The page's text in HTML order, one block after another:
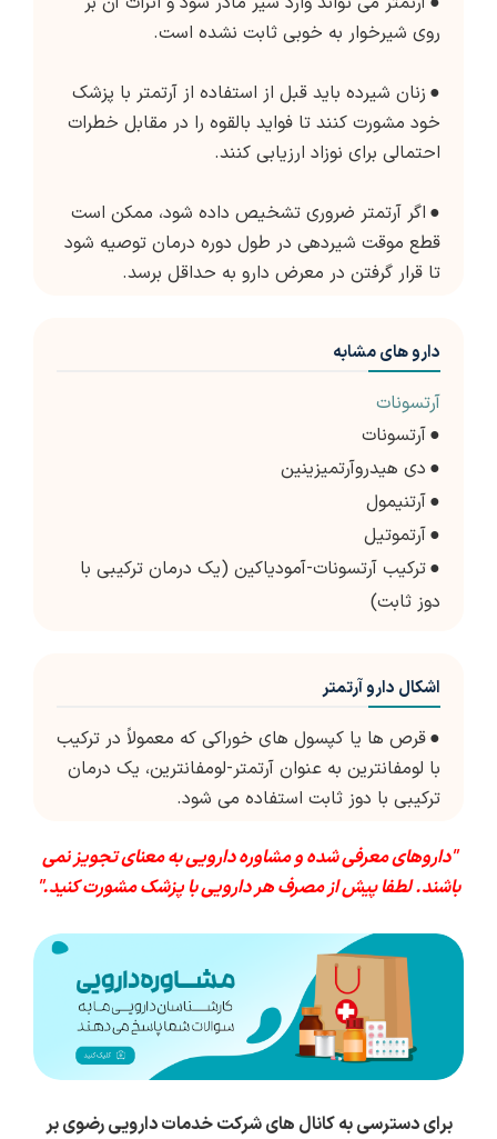
روی شیرخوار به خوبی ثابت نشده است.
● زنان شیرده باید قبل از استفاده از آرتمتر با پزشک
خود مشورت کنند تا فواید بالقوه را در مقابل خطرات
احتمالی برای نوزاد ارزیابی کنند.
● اگر آرتمتر ضروری تشخیص داده شود، ممکن است
قطع موقت شیردهی در طول دوره درمان توصیه شود
تا قرار گرفتن در معرض دارو به حداقل برسد.
دارو های مشابه
آرتسونات
●آرتسونات
● دی هیدروآرتمیزینین
●آرتنیمول
●آرتموتیل
●ترکیب آرتسونات-آمودیاکین (یک درمان ترکیبی با
دوز ثابت)
اشکال دارو آرتمتر
●قرص ها یا کپسول های خوراکی که معمولاً در ترکیب
با لومفانترین به عنوان آرتمتر-لومفانترین، یک درمان
ترکیبی با دوز ثابت استفاده می شود.
"داروهای معرفی شده و مشاوره دارویی به معنای تجویز نمی
باشند. لطفا پیش از مصرف هر دارویی با پزشک مشورت کنید."
برای دسترسی به کانال های شرکت خدمات دارویی رضوی بر